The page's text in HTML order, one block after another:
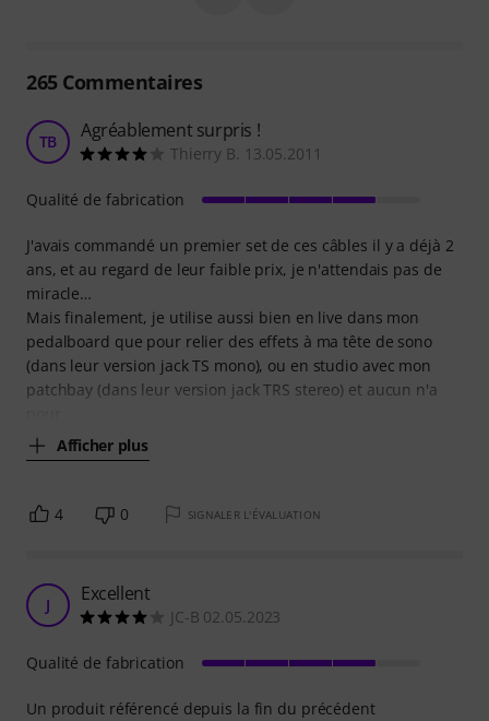
265Commentaires
TB Agréablement surpris !
Thierry B. 13.05.2011
J'avais commandé un premier set de ces câbles il y a déjà 2
ans, et au regard de leur faible prix, je n'attendais pas de
miracle…
Mais finalement, je utilise aussi bien en live dans mon
pedalboard que pour relier des effets à ma tête de sono
(dans leur version jack TS mono), ou en studio avec mon
patchbay (dans leur version jack TRS stereo) et aucun n'a
Afficher plus
Qualité de fabrication
4 0 SIGNALER L'ÉVALUATION
J Excellent
JC-B 02.05.2023
Un produit référencé depuis la fin du précédent
Qualité de fabrication